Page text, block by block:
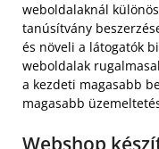
weboldalaknál
tanúsítvány
és növeli a látogatók
weboldalak
a kezdeti magasabb
magasabb
Webshop